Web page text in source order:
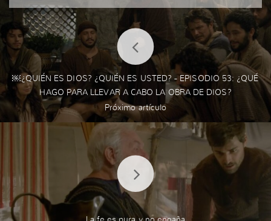
￼¿QUIÉN ES DIOS? ¿QUIÉN ES USTED? - EPISODIO 53: ¿QUÉ
HAGO PARA LLEVAR A CABO LA OBRA DE DIOS?